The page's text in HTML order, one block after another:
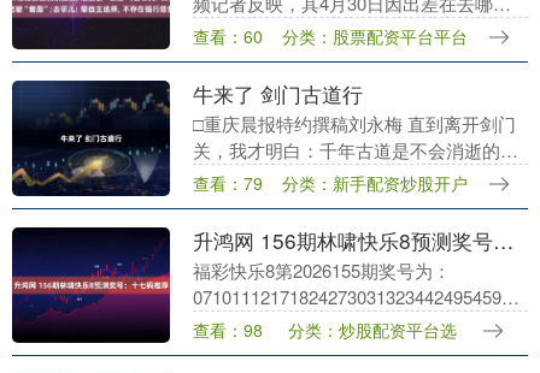
APP购买的两张机票，原本是按照平台展
示页选择最优惠的机票，事后才发现购买
的是“旅行....
查看：60 分类：股票配资平台平台
牛来了 剑门古道行
□重庆晨报特约撰稿刘永梅 直到离开剑门
关，我才明白：千年古道是不会消逝的。
它只是换了一种方式，在现代行者的足迹
里重新醒来。 一 大巴车像漂浮的船缓缓起
步驶出了重....
查看：79 分类：新手配资炒股开户
升鸿网 156期林啸快乐8预测奖号：十七码推荐
福彩快乐8第2026155期奖号为：
其中奖号012路比为8：6：6，奇偶比比
为....
查看：98 分类：炒股配资平台选